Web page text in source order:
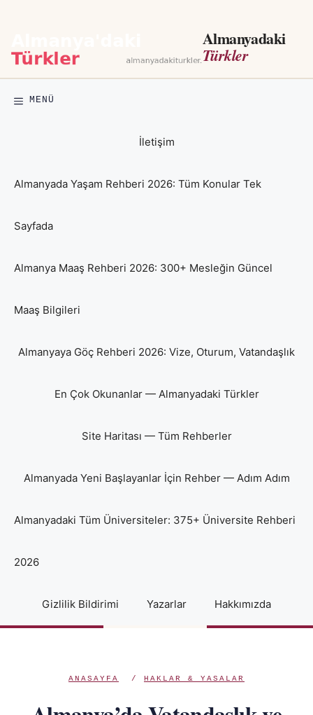
Almanyadaki
Türkler
MENÜ
İletişim
Almanyada Yaşam Rehberi 2026: Tüm Konular Tek
Sayfada
Almanya Maaş Rehberi 2026: 300+ Mesleğin Güncel
Maaş Bilgileri
Almanyaya Göç Rehberi 2026: Vize, Oturum, Vatandaşlık
En Çok Okunanlar — Almanyadaki Türkler
Site Haritası — Tüm Rehberler
Almanyada Yeni Başlayanlar İçin Rehber — Adım Adım
Almanyadaki Tüm Üniversiteler: 375+ Üniversite Rehberi
2026
Gizlilik Bildirimi Yazarlar Hakkımızda
ANASAYFA / HAKLAR & YASALAR